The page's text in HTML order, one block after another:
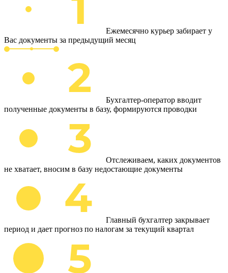
Ежемесячно курьер забирает у
Вас документы за предыдущий месяц
Бухгалтер-оператор вводит
полученные документы в базу, формируются проводки
Отслеживаем, каких документов
не хватает, вносим в базу недостающие документы
Главный бухгалтер закрывает
период и дает прогноз по налогам за текущий квартал